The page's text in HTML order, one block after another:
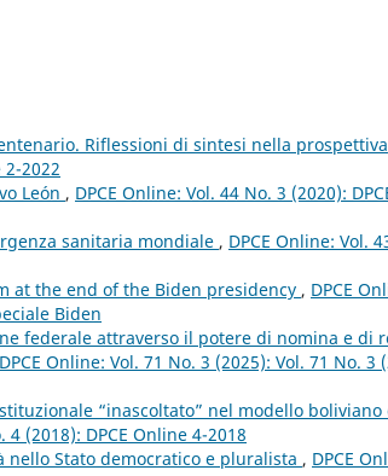
Riflessioni di sintesi nella prospettiva
2-2022
León , DPCE Online: Vol. 44 No. 3 (2020):
sanitaria mondiale , DPCE Online: Vol.
at the end of the Biden presidency , DPCE
Biden
federale attraverso il potere di nomina e di
DPCE Online: Vol. 71 No. 3 (2025): Vol. 71 No. 3
“inascoltato” nel modello boliviano
4 (2018): DPCE Online 4-2018
Stato democratico e pluralista , DPCE